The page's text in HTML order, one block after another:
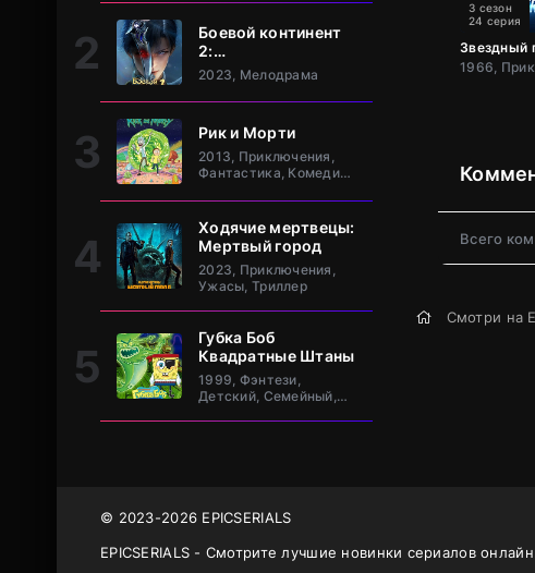
Боевой континент
2:
Непревзойдённый
клан Та
2023, Мелодрама
Рик и Морти
2013, Приключения,
Фантастика, Комедия,
Ходячие мертвецы:
Мертвый город
2023, Приключения,
Ужасы, Триллер
Губка Боб
Квадратные Штаны
1999, Фэнтези,
Детский, Семейный,
Звездный
3 сезон
24 серия
Всего
Смотри на
© 2023-2026 EPICSERIALS
EPICSERIALS - Смотрите лучшие новинки сериалов